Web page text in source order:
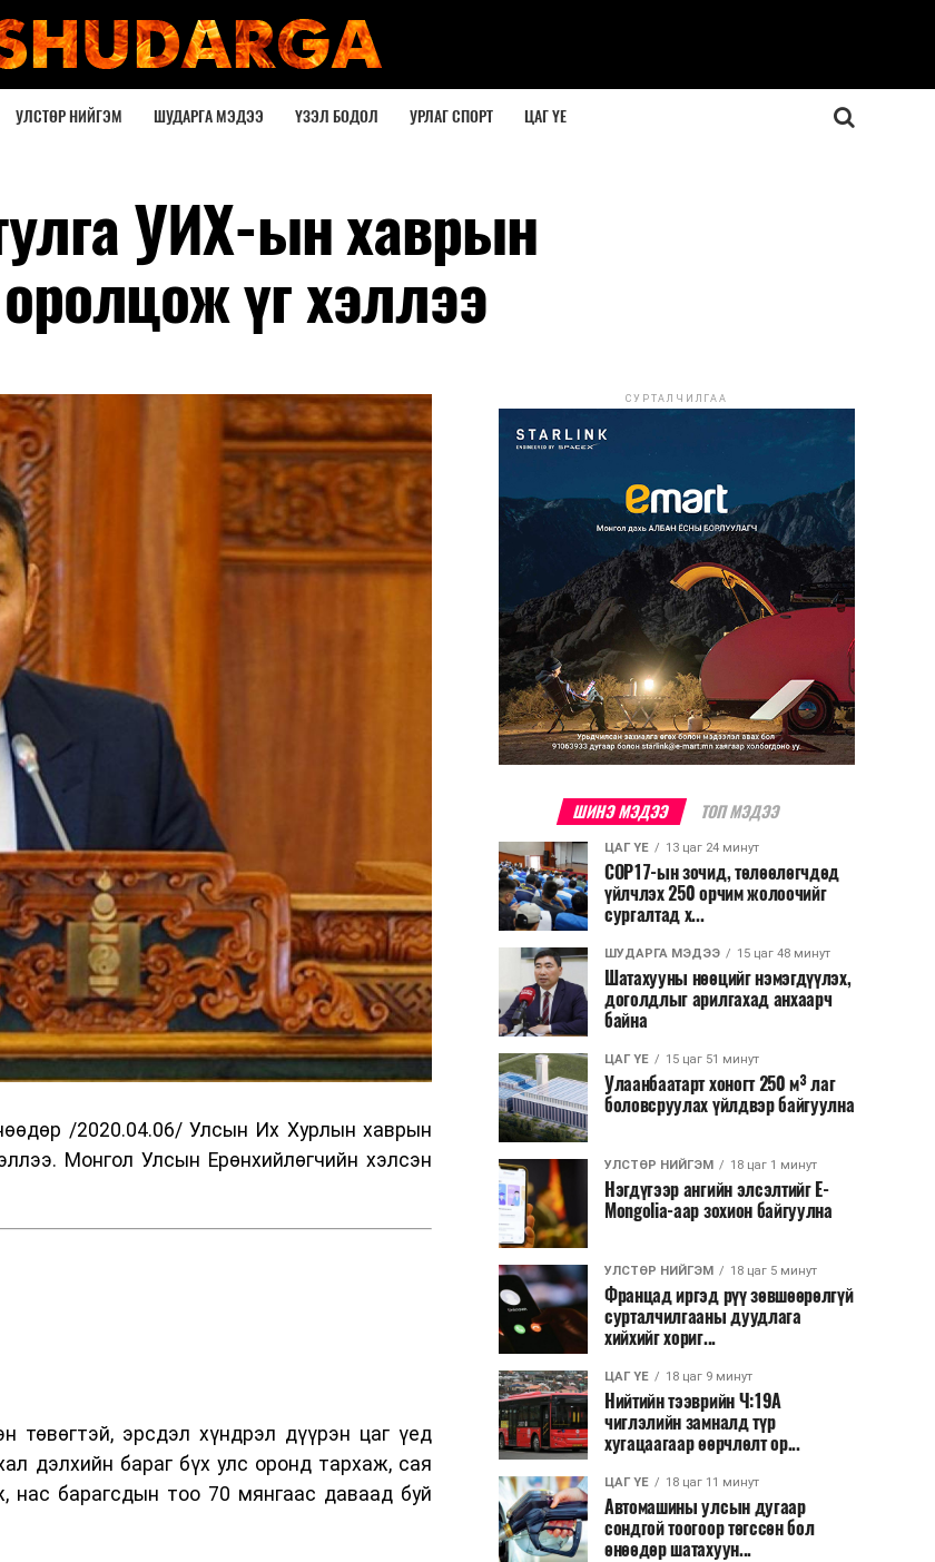
УЛСТӨР НИЙГЭМ ШУДАРГА МЭДЭЭ ҮЗЭЛ БОДОЛ УРЛАГ СПОРТ ЦАГ ҮЕ
УИХ-ын хаврын
үг хэллээ
/2020.04.06/ Улсын Их Хурлын хаврын
Монгол Улсын Ерөнхийлөгчийн хэлсэн
төвөгтэй, эрсдэл хүндрэл дүүрэн цаг үед
дэлхийн бараг бүх улс оронд тархаж, сая
нас барагсдын тоо 70 мянгаас даваад буй
СУРТАЛЧИЛГАА
ШИНЭ МЭДЭЭ ТОП МЭДЭЭ
ЦАГ ҮЕ 13 цаг 24 минут
COP17-ын зочид, төлөөлөгчдөд
үйлчлэх 250 орчим жолоочийг
сургалтад х...
ШУДАРГА МЭДЭЭ 15 цаг 48 минут
Шатахууны нөөцийг нэмэгдүүлэх,
доголдлыг арилгахад анхаарч
байна
ЦАГ ҮЕ 15 цаг 51 минут
Улаанбаатарт хоногт 250 м³ лаг
боловсруулах үйлдвэр байгуулна
УЛСТӨР НИЙГЭМ 18 цаг 1 минут
Нэгдүгээр ангийн элсэлтийг E-
Mongolia-аар зохион байгуулна
УЛСТӨР НИЙГЭМ 18 цаг 5 минут
Францад иргэд рүү зөвшөөрөлгүй
сурталчилгааны дуудлага
хийхийг хориг...
ЦАГ ҮЕ 18 цаг 9 минут
Нийтийн тээврийн Ч:19А
чиглэлийн замналд түр
хугацаагаар өөрчлөлт ор...
ЦАГ ҮЕ 18 цаг 11 минут
Автомашины улсын дугаар
сондгой тоогоор төгссөн бол
өнөөдөр шатахуун...